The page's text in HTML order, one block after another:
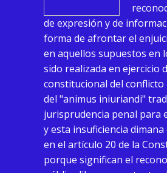
de expresión y de
forma de afrontar el
en aquellos supuestos en
sido realizada en ejercicio
constitucional del
del "animus iniuriandi"
jurisprudencia penal para
y esta insuficiencia
en el artículo 20 de la
porque significan el